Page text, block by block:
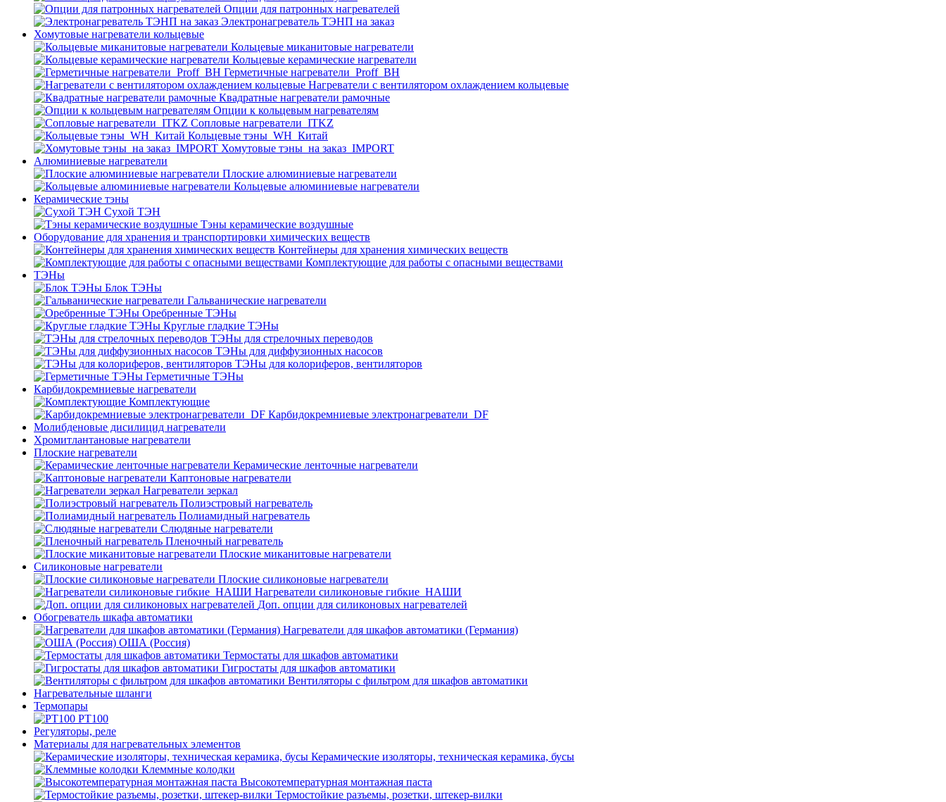
Опции для патронных нагревателей
Электронагреватель ТЭНП на заказ
Хомутовые нагреватели кольцевые
Кольцевые миканитовые нагреватели
Кольцевые керамические нагреватели
Герметичные нагреватели_Proff_BH
Нагреватели с вентилятором охлаждением кольцевые
Квадратные нагреватели рамочные
Опции к кольцевым нагревателям
Cопловые нагреватели_ITKZ
Кольцевые тэны_WH_Китай
Хомутовые тэны_на заказ_IMPORT
Алюминиевые нагреватели
Плоские алюминиевые нагреватели
Кольцевые алюминиевые нагреватели
Керамические тэны
Сухой ТЭН
Тэны керамические воздушные
Оборудование для хранения и транспортировки химических веществ
Контейнеры для хранения химических веществ
Комплектующие для работы с опасными веществами
ТЭНы
Блок ТЭНы
Гальванические нагреватели
Оребренные ТЭНы
Круглые гладкие ТЭНы
ТЭНы для стрелочных переводов
ТЭНы для диффузионных насосов
ТЭНы для колориферов, вентиляторов
Герметичные ТЭНы
Карбидокремниевые нагреватели
Комплектующие
Карбидокремниевые электронагреватели_DF
Молибденовые дисилицид нагреватели
Хромитлантановые нагреватели
Плоские нагреватели
Керамические ленточные нагреватели
Каптоновые нагреватели
Нагреватели зеркал
Полиэстровый нагреватель
Полиамидный нагреватель
Слюдяные нагреватели
Пленочный нагреватель
Плоские миканитовые нагреватели
Силиконовые нагреватели
Плоские силиконовые нагреватели
Нагреватели силиконовые гибкие_НАШИ
Доп. опции для силиконовых нагревателей
Обогреватель шкафа автоматики
Нагреватели для шкафов автоматики (Германия)
ОША (Россия)
Термостаты для шкафов автоматики
Гигростаты для шкафов автоматики
Вентиляторы с фильтром для шкафов автоматики
Нагревательные шланги
Термопары
PT100
Регуляторы, реле
Материалы для нагревательных элементов
Керамические изоляторы, техническая керамика, бусы
Клеммные колодки
Высокотемпературная монтажная паста
Термостойкие разъемы, розетки, штекер-вилки